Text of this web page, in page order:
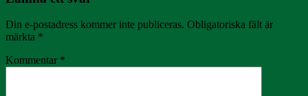
Din e-postadress kommer inte publiceras. Obligatoriska fält är
märkta *
Kommentar *